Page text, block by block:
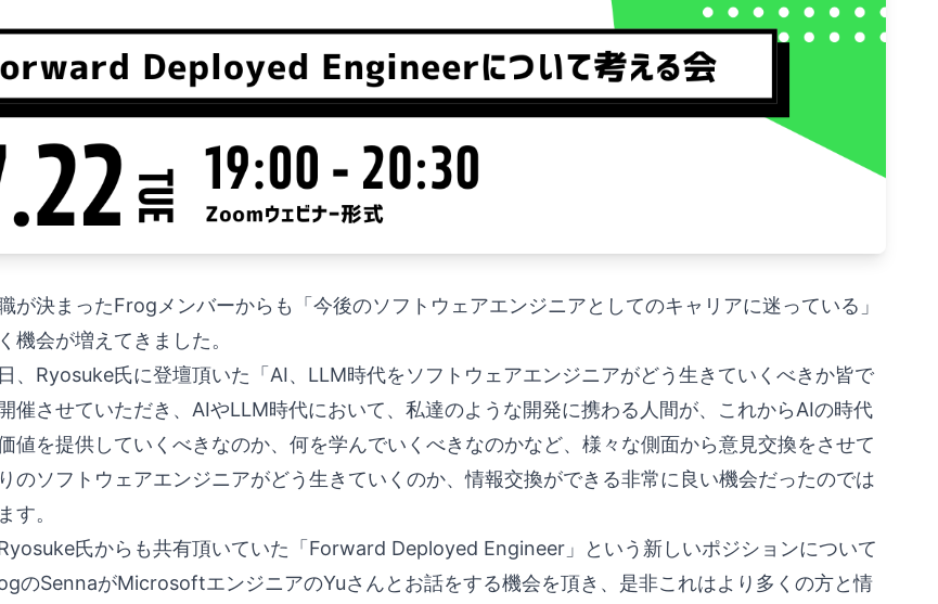
が決まったFrogメンバーからも「今後のソフトウェアエンジニアとしてのキャリアに迷っている」
機会が増えてきました。
、Ryosuke氏に登壇頂いた「 AI、LLM時代をソフトウェアエンジニアがどう生きていくべきか皆で
催させていただき、AIやLLM時代において、私達のような開発に携わる人間が、これからAIの時代
値を提供していくべきなのか、何を学んでいくべきなのかなど、様々な側面から意見交換をさせて
のソフトウェアエンジニアがどう生きていくのか、情報交換ができる非常に良い機会だったのでは
す。
氏からも共有頂いていた「Forward Deployed Engineer」という新しいポジションについて
のSennaがMicrosoftエンジニアのYuさんとお話をする機会を頂き、是非これはより多くの方と情